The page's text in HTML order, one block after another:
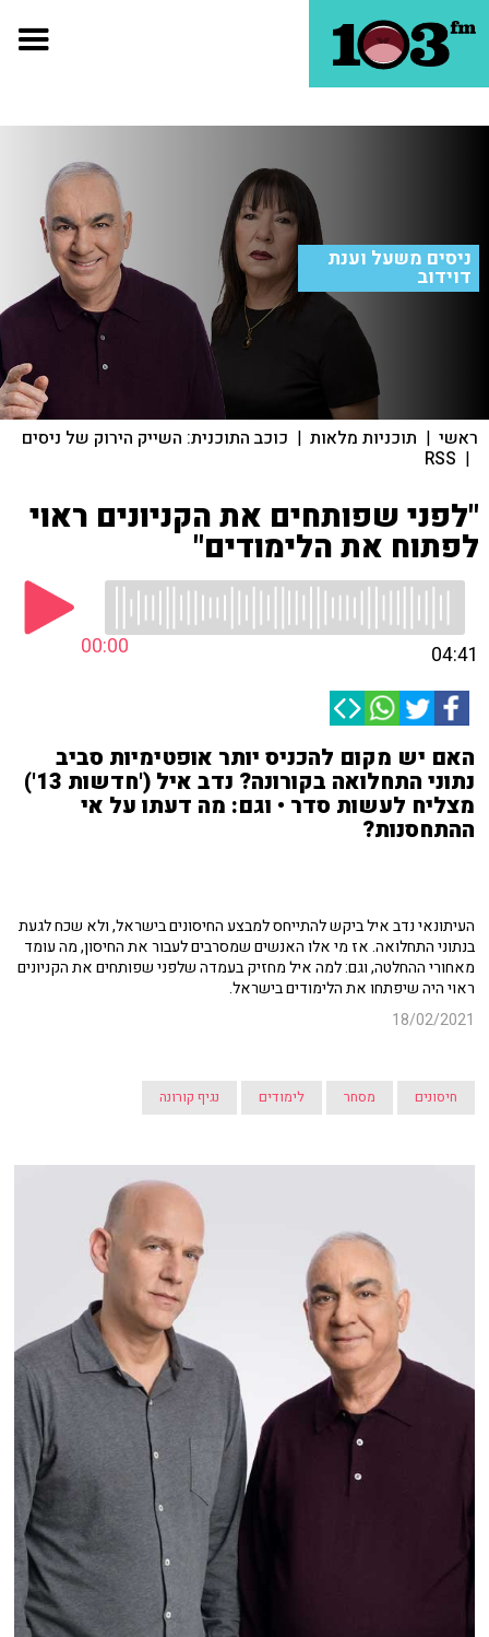
ניסים משעל וענת
דוידוב
ראשי | תוכניות מלאות | כוכב התוכנית: השייק הירוק של ניסים
|
RSS
"לפני שפותחים את הקניונים ראוי
לפתוח את הלימודים"
00:00 04:41
האם יש מקום להכניס יותר אופטימיות סביב
נתוני התחלואה בקורונה? נדב איל ('חדשות 13')
מצליח לעשות סדר • וגם: מה דעתו על אי
ההתחסנות?
העיתונאי נדב איל ביקש להתייחס למבצע החיסונים בישראל, ולא שכח לגעת
בנתוני התחלואה. אז מי אלו האנשים שמסרבים לעבור את החיסון, מה עומד
מאחורי ההחלטה, וגם: למה איל מחזיק בעמדה שלפני שפותחים את הקניונים
ראוי היה שיפתחו את הלימודים בישראל.
18/02/2021
חיסונים מסחר לימודים נגיף קורונה